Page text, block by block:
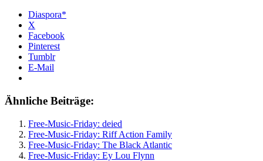
Diaspora*
X
Facebook
Pinterest
Tumblr
E-Mail
Ähnliche Beiträge:
Free-Music-Friday: deied
Free-Music-Friday: Riff Action Family
Free-Music-Friday: The Black Atlantic
Free-Music-Friday: Ey Lou Flynn